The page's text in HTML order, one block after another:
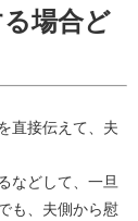
場合ど
直接伝えて、夫
などして、一旦
も、夫側から慰